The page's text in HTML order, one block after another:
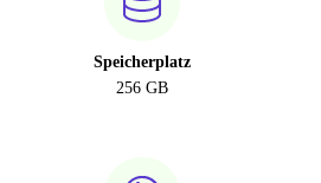
Speicherplatz
256 GB